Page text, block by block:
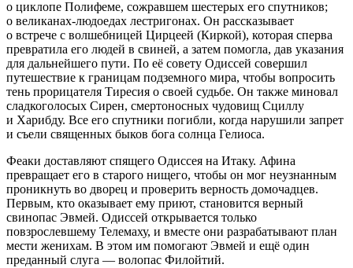
о циклопе Полифеме, сожравшем шестерых его спутников;
о великанах-людоедах лестригонах. Он рассказывает
о встрече с волшебницей Цирцеей (Киркой), которая сперва
превратила его людей в свиней, а затем помогла, дав указания
для дальнейшего пути. По её совету Одиссей совершил
путешествие к границам подземного мира, чтобы вопросить
тень прорицателя Тиресия о своей судьбе. Он также миновал
сладкоголосых Сирен, смертоносных чудовищ Сциллу
и Харибду. Все его спутники погибли, когда нарушили запрет
и съели священных быков бога солнца Гелиоса.
Феаки доставляют спящего Одиссея на Итаку. Афина
превращает его в старого нищего, чтобы он мог неузнанным
проникнуть во дворец и проверить верность домочадцев.
Первым, кто оказывает ему приют, становится верный
свинопас Эвмей. Одиссей открывается только
повзрослевшему Телемаху, и вместе они разрабатывают план
мести женихам. В этом им помогают Эвмей и ещё один
преданный слуга — волопас Филойтий.